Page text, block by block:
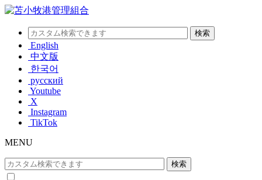
English
中文版
한국어
русский
Youtube
X
Instagram
TikTok
MENU